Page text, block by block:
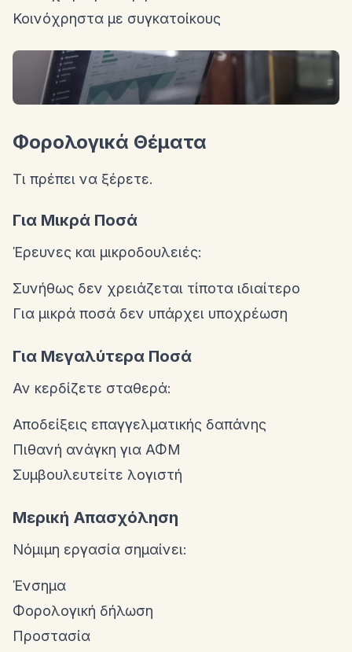
Κοινόχρηστα με συγκατοίκους
Φορολογικά Θέματα
Τι πρέπει να ξέρετε.
Για Μικρά Ποσά
Έρευνες και μικροδουλειές:
Συνήθως δεν χρειάζεται τίποτα ιδιαίτερο
Για μικρά ποσά δεν υπάρχει υποχρέωση
Για Μεγαλύτερα Ποσά
Αν κερδίζετε σταθερά:
Αποδείξεις επαγγελματικής δαπάνης
Πιθανή ανάγκη για ΑΦΜ
Συμβουλευτείτε λογιστή
Μερική Απασχόληση
Νόμιμη εργασία σημαίνει:
Ένσημα
Φορολογική δήλωση
Προστασία